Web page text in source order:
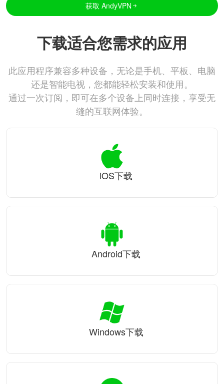
获取 AndyVPN
下载适合您需求的应用
此应用程序兼容多种设备，无论是手机、平板、电脑
还是智能电视，您都能轻松安装和使用。
通过一次订阅，即可在多个设备上同时连接，享受无
缝的互联网体验。
iOS下载
Android下载
Windows下载